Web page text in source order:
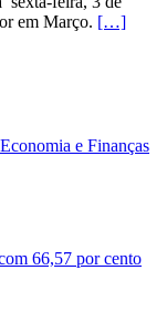
em Março. […]
e Finanças
66,57 por cento